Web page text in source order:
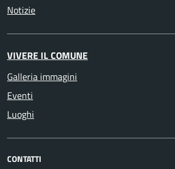
Notizie
VIVERE IL COMUNE
Galleria immagini
Eventi
Luoghi
CONTATTI